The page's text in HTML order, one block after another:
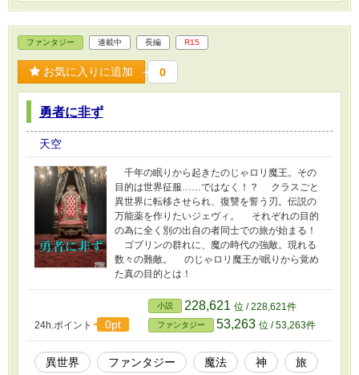
ファンタジー 連載中 長編 R15
お気に入りに追加 0
勇者に非ず
天空
千年の眠りから起きたのじゃロリ魔王。その
目的は世界征服……ではなく！？ クラスごと
異世界に転移させられ、復讐を誓う刃。伝説の
万能薬を作りたいジェヴィ。 それぞれの目的
の為に全く別の出自の者同士での旅が始まる！
ゴブリンの群れに、魔の時代の強敵。現れる
数々の難敵。 のじゃロリ魔王が眠りから覚め
た真の目的とは！
24h.ポイント 0pt
小説 228,621 位 / 228,621件
ファンタジー 53,263 位 / 53,263件
異世界 ファンタジー 魔法 神
旅